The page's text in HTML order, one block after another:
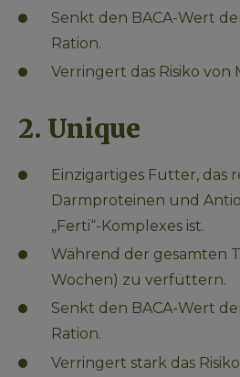
Senkt den BACA-Wert
Ration.
Verringert das Risiko von
2. Unique
Einzigartiges Futter, das
Darmproteinen und
„Ferti“-Komplexes ist.
Während der gesamten
Wochen) zu verfüttern.
Senkt den BACA-Wert
Ration.
Verringert stark das